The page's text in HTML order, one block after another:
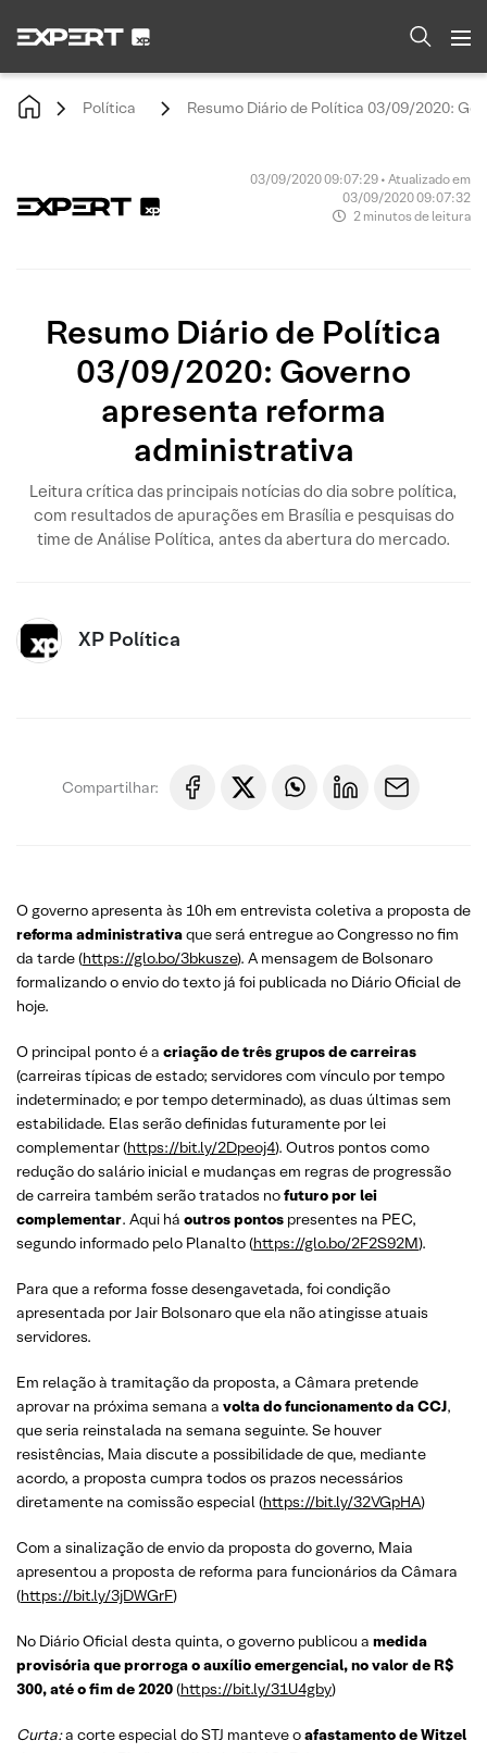
Política Resumo Diário de Política 03/09/2020:
03/09/2020 09:07:29 • Atualizado em
03/09/2020 09:07:32
2 minutos de leitura
Resumo Diário de Política
03/09/2020: Governo
apresenta reforma
administrativa
Leitura crítica das principais notícias do dia sobre política,
com resultados de apurações em Brasília e pesquisas do
time de Análise Política, antes da abertura do mercado.
XP Política
Compartilhar:
O governo apresenta às 10h em entrevista coletiva a proposta de
reforma administrativaque será entregue ao Congresso no fim
da tarde (https://glo.bo/3bkusze). A mensagem de Bolsonaro
formalizando o envio do texto já foi publicada no Diário Oficial de
hoje.
O principal ponto é a criação de três grupos de carreiras
(carreiras típicas de estado; servidores com vínculo por tempo
indeterminado; e por tempo determinado), as duas últimas sem
estabilidade. Elas serão definidas futuramente por lei
complementar (https://bit.ly/2Dpeoj4). Outros pontos como
redução do salário inicial e mudanças em regras de progressão
de carreira também serão tratados nofuturo por lei
complementar. Aqui há outros pontos presentes na PEC,
segundo informado pelo Planalto (https://glo.bo/2F2S92M).
Para que a reforma fosse desengavetada, foi condição
apresentada por Jair Bolsonaro que ela não atingisse atuais
servidores.
Em relação à tramitação da proposta, a Câmara pretende
aprovar na próxima semana a volta do funcionamento da CCJ,
que seria reinstalada na semana seguinte. Se houver
resistências, Maia discute a possibilidade de que, mediante
acordo, a proposta cumpra todos os prazos necessários
diretamente na comissão especial (https://bit.ly/32VGpHA)
Com a sinalização de envio da proposta do governo, Maia
apresentou a proposta de reforma para funcionários da Câmara
(https://bit.ly/3jDWGrF)
No Diário Oficial desta quinta, o governo publicou a medida
provisória que prorroga o auxílio emergencial, no valor de R$
300, até o fim de 2020(https://bit.ly/31U4gby)
Curta:a corte especial do STJ manteve oafastamento de Witzel